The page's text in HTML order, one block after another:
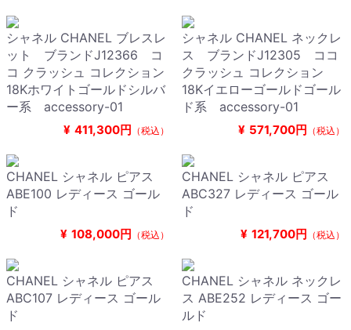
シャネル CHANEL ブレスレ
ット ブランドJ12366 コ
コ クラッシュ コレクション
18Kホワイトゴールドシルバ
ー系 accessory-01
¥ 411,300円 （税込）
シャネル CHANEL ネックレ
ス ブランドJ12305 ココ
クラッシュ コレクション
18Kイエローゴールドゴール
ド系 accessory-01
¥ 571,700円 （税込）
CHANEL シャネル ピアス
ABE100 レディース ゴール
ド
¥ 108,000円 （税込）
CHANEL シャネル ピアス
ABC327 レディース ゴール
ド
¥ 121,700円 （税込）
CHANEL シャネル ピアス
ABC107 レディース ゴール
ド
CHANEL シャネル ネックレ
ス ABE252 レディース ゴー
ルド